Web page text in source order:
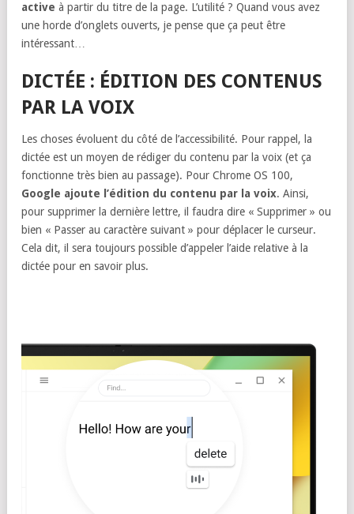
active à partir du titre de la page. L’utilité ? Quand vous avez
une horde d’onglets ouverts, je pense que ça peut être
intéressant…
DICTÉE : ÉDITION DES CONTENUS
PAR LA VOIX
Les choses évoluent du côté de l’accessibilité. Pour rappel, la
dictée est un moyen de rédiger du contenu par la voix (et ça
fonctionne très bien au passage). Pour Chrome OS 100,
Google ajoute l’édition du contenu par la voix. Ainsi,
pour supprimer la dernière lettre, il faudra dire « Supprimer » ou
bien « Passer au caractère suivant » pour déplacer le curseur.
Cela dit, il sera toujours possible d’appeler l’aide relative à la
dictée pour en savoir plus.